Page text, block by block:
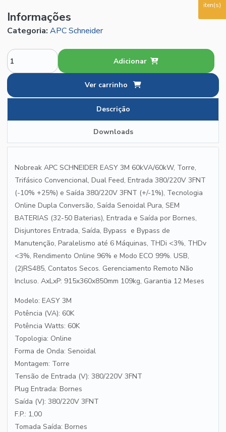
iten(s)
Informações
Categoria: APC Schneider
Adicionar
Ver carrinho
Descrição
Downloads
Nobreak APC SCHNEIDER EASY 3M 60kVA/60kW, Torre,
Trifásico Convencional, Dual Feed, Entrada 380/220V 3FNT
(-10% +25%) e Saída 380/220V 3FNT (+/-1%), Tecnologia
Online Dupla Conversão, Saída Senoidal Pura, SEM
BATERIAS (32-50 Baterias), Entrada e Saída por Bornes,
Disjuntores Entrada, Saída, Bypass e Bypass de
Manutenção, Paralelismo até 6 Máquinas, THDi <3%, THDv
<3%, Rendimento Online 96% e Modo ECO 99%. USB,
(2)RS485, Contatos Secos. Gerenciamento Remoto Não
Incluso. AxLxP: 915x360x850mm 109kg, Garantia 12 Meses
Modelo: EASY 3M
Potência (VA): 60K
Potência Watts: 60K
Topologia: Online
Forma de Onda: Senoidal
Montagem: Torre
Tensão de Entrada (V): 380/220V 3FNT
Plug Entrada: Bornes
Saída (V): 380/220V 3FNT
F.P.: 1,00
Tomada Saída: Bornes